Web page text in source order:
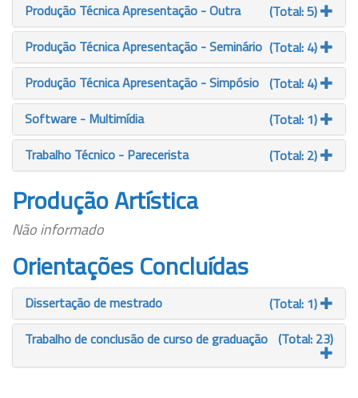
Produção Técnica Apresentação - Outra
(Total: 5)
Produção Técnica Apresentação - Seminário (Total: 4)
Produção Técnica Apresentação - Simpósio (Total: 4)
Software - Multimídia
(Total: 1)
Trabalho Técnico - Parecerista
(Total: 2)
Produção Artística
Não informado
Orientações Concluídas
Dissertação de mestrado
(Total: 1)
Trabalho de conclusão de curso de graduação (Total: 23)